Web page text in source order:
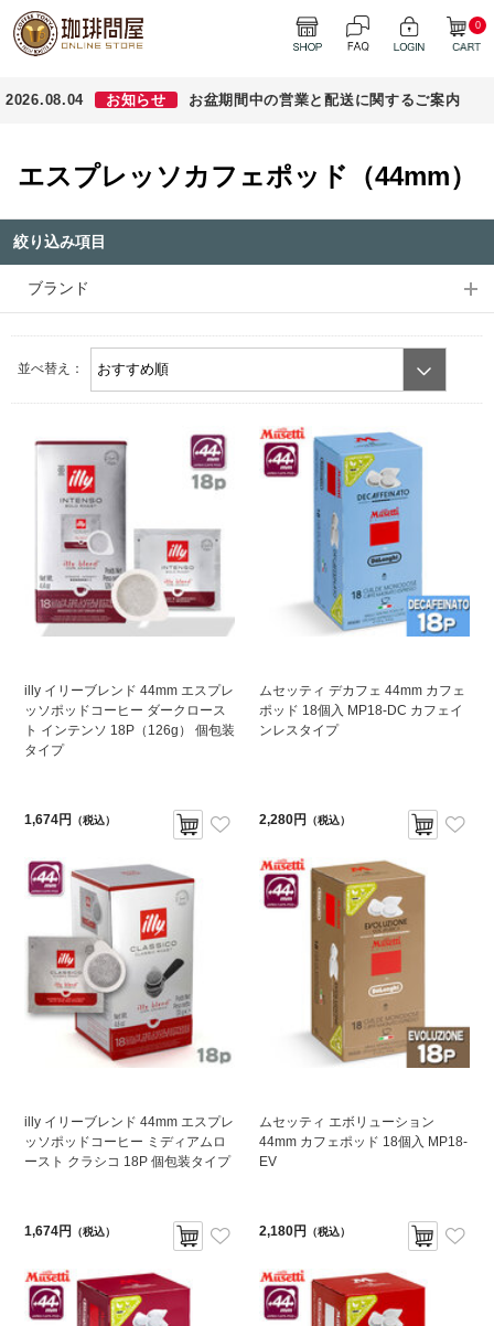
0
2026.08.04 お知らせ お盆期間中の営業と配送に関するご案内
エスプレッソカフェポッド（44mm）
絞り込み項目
ブランド
並べ替え：
illy イリーブレンド 44mm エスプレ
ッソポッドコーヒー ダークロース
ト インテンソ 18P（126g） 個包装
タイプ
1,674円 （税込）
ムセッティ デカフェ 44mm カフェ
ポッド 18個入 MP18-DC カフェイ
ンレスタイプ
2,280円 （税込）
illy イリーブレンド 44mm エスプレ
ッソポッドコーヒー ミディアムロ
ースト クラシコ 18P 個包装タイプ
1,674円 （税込）
ムセッティ エボリューション
44mm カフェポッド 18個入 MP18-
EV
2,180円 （税込）